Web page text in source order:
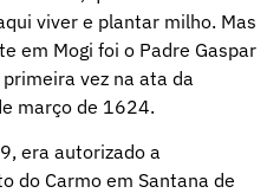
viver e plantar milho. Mas
em Mogi foi o Padre Gaspar
vez na ata da
março de 1624.
era autorizado a
do Carmo em Santana de